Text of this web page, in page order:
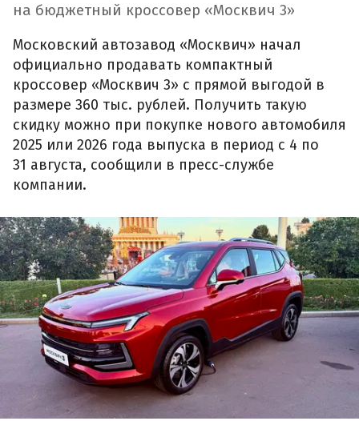
на бюджетный кроссовер «Москвич 3»
Московский автозавод «Москвич» начал
официально продавать компактный
кроссовер «Москвич 3» с прямой выгодой в
размере 360 тыс. рублей. Получить такую
скидку можно при покупке нового автомобиля
2025 или 2026 года выпуска в период с 4 по
31 августа, сообщили в пресс-службе
компании.